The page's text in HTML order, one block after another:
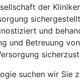
der
und
und Betreuung
suchen wir